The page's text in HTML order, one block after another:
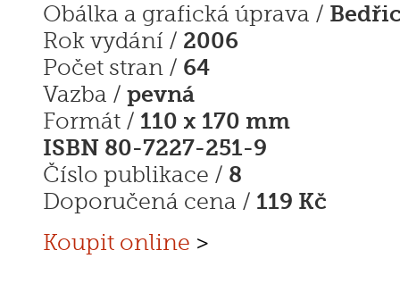
Obálka a grafická úprava /
Rok vydání / 2006
Počet stran / 64
Vazba / pevná
Formát / 110 x 170 mm
ISBN 80-7227-251-9
Číslo publikace / 8
Doporučená cena / 119 Kč
Koupit online >